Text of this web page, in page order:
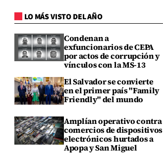
LO MÁS VISTO DEL AÑO
Condenan a
exfuncionarios de CEPA
por actos de corrupción y
vínculos con la MS-13
El Salvador se convierte
en el primer país "Family
Friendly" del mundo
Amplían operativo contra
comercios de dispositivos
electrónicos hurtados a
Apopa y San Miguel